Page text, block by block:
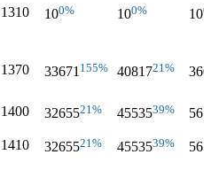
1310 100% 100% 10
1370 33671155% 4081721%
1400 3265521% 4553539%
1410 3265521% 4553539%